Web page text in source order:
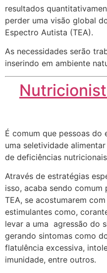
resultados
perder uma visão global
Espectro Autista (TEA).
As necessidades serão
inserindo em ambiente
É comum que pessoas do
uma seletividade
de deficiências
Através de estratégias
isso, acaba sendo
TEA, se acostumarem
estimulantes como,
levar a uma agressão do
gerando sintomas como
flatulência excessiva,
imunidade, entre outros.